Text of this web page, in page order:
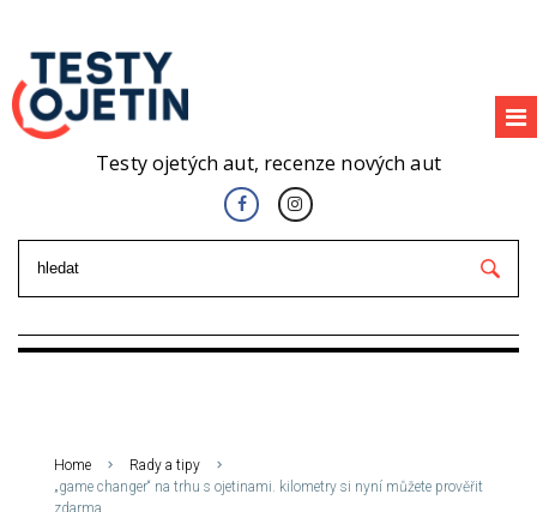
Testy ojetých aut, recenze nových aut
Home
Rady a tipy
„game changer“ na trhu s ojetinami. kilometry si nyní můžete prověřit
zdarma